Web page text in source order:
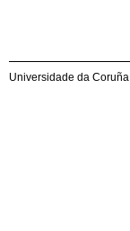
Universidade da Coruña